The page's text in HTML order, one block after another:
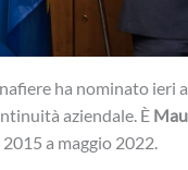
ha nominato ieri
aziendale. È
a maggio 2022.